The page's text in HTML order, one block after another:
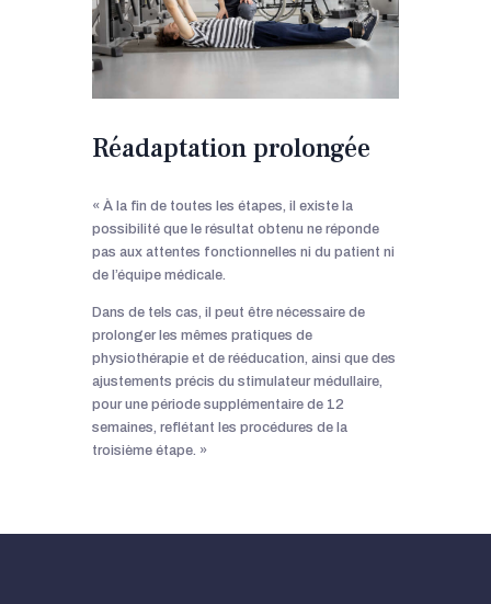
BLOG
CONTACTEZ
FR
Réadaptation prolongée
« À la fin de toutes les étapes, il existe la
possibilité que le résultat obtenu ne réponde
pas aux attentes fonctionnelles ni du patient ni
de l’équipe médicale.
Dans de tels cas, il peut être nécessaire de
prolonger les mêmes pratiques de
physiothérapie et de rééducation, ainsi que des
ajustements précis du stimulateur médullaire,
pour une période supplémentaire de 12
semaines, reflétant les procédures de la
troisième étape. »